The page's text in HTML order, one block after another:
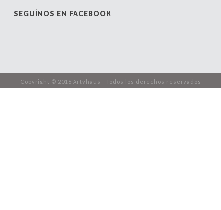
SEGUÍNOS EN FACEBOOK
Copyright © 2016 Artyhaus - Todos los derechos reservados